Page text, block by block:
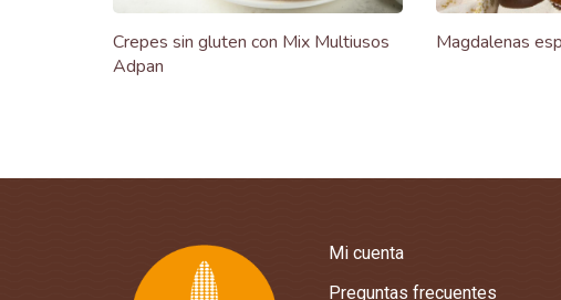
Crepes sin gluten con Mix Multiusos
Adpan
Magdalenas
Mi cuenta
Preguntas frecuentes